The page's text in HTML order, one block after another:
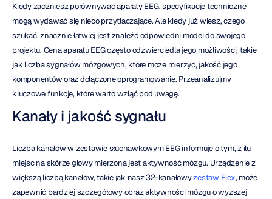
Kiedy zaczniesz porównywać aparaty EEG, specyfikacje techniczne
mogą wydawać się nieco przytłaczające. Ale kiedy już wiesz, czego
szukać, znacznie łatwiej jest znaleźć odpowiedni model do swojego
projektu. Cena aparatu EEG często odzwierciedla jego możliwości, takie
jak liczba sygnałów mózgowych, które może mierzyć, jakość jego
komponentów oraz dołączone oprogramowanie. Przeanalizujmy
kluczowe funkcje, które warto wziąć pod uwagę.
Kanały i jakość sygnału
Liczba kanałów w zestawie słuchawkowym EEG informuje o tym, z ilu
miejsc na skórze głowy mierzona jest aktywność mózgu. Urządzenie z
większą liczbą kanałów, takie jak nasz 32-kanałowy zestaw Flex, może
zapewnić bardziej szczegółowy obraz aktywności mózgu o wyższej